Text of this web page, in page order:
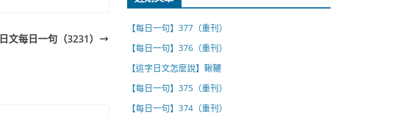
日文每日一句（3231）
【每日一句】377（重刊）
【每日一句】376（重刊）
【這字日文怎麼說】鞦韆
【每日一句】375（重刊）
【每日一句】374（重刊）